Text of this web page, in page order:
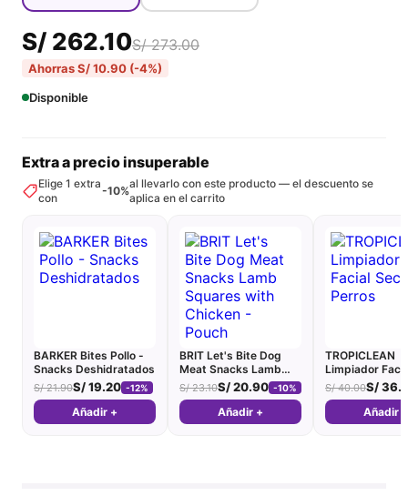
S/ 262.10S/ 273.00
Ahorras S/ 10.90 (-4%)
Disponible
Extra a precio insuperable
Elige 1 extra
con
-10%
al llevarlo con este producto — el descuento se
aplica en el carrito
BARKER Bites Pollo -
Snacks Deshidratados
S/21.90S/19.20 -12%
Añadir +
BRIT Let's Bite Dog
Meat Snacks Lamb
Squares with Chicken
- Pouch
S/23.10S/20.90 -10%
Añadir +
TROPICLEAN
Limpiador
Perros
S/40.00S/
Añadir +